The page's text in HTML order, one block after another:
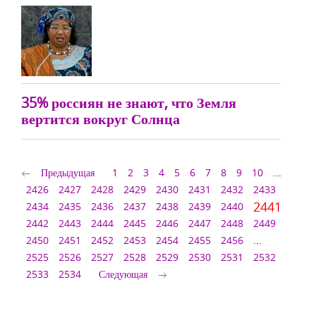
35% россиян не знают, что Земля
вертится вокруг Солнца
Предыдущая 1 2 3 4 5 6 7 8 9 10
...
2426
2427 2428 2429 2430 2431 2432
2433
2434
2435 2436 2437 2438 2439 2440 2441
2442 2443 2444 2445 2446 2447 2448
2449
2450
2451 2452 2453 2454 2455 2456
...
2525
2526 2527 2528 2529 2530 2531
2532
2533
2534 Следующая